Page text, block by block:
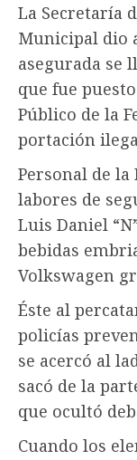
La Secretaría
Municipal dio
asegurada se
que fue
Público de la
portación
Personal de
labores de
Luis Daniel
bebidas
Volkswagen
Éste al
policías
se acercó al
sacó de la
que ocultó
Cuando los